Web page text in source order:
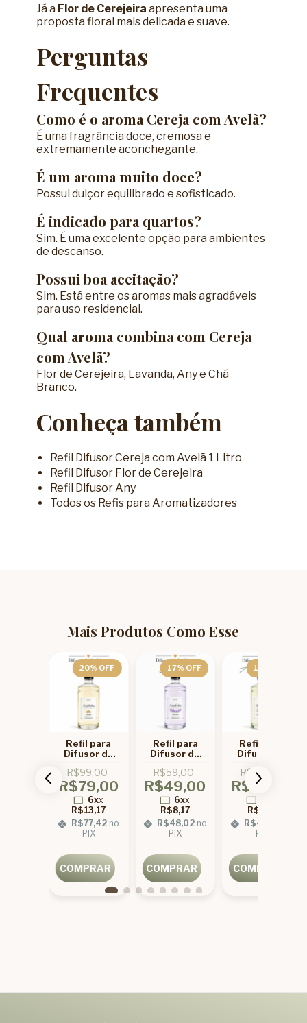
Já a Flor de Cerejeira apresenta uma
proposta floral mais delicada e suave.
Perguntas
Frequentes
Como é o aroma Cereja com Avelã?
É uma fragrância doce, cremosa e
extremamente aconchegante.
É um aroma muito doce?
Possui dulçor equilibrado e sofisticado.
É indicado para quartos?
Sim. É uma excelente opção para ambientes
de descanso.
Possui boa aceitação?
Sim. Está entre os aromas mais agradáveis
para uso residencial.
Qual aroma combina com Cereja
com Avelã?
Flor de Cerejeira, Lavanda, Any e Chá
Branco.
Conheça também
Refil Difusor Cereja com Avelã 1 Litro
Refil Difusor Flor de Cerejeira
Refil Difusor Any
Todos os Refis para Aromatizadores
Mais Produtos Como Esse
20% OFF
Refil para
Difusor de
Luxury
R$99,00
R$79,00
6xx
R$13,17
R$77,42 no
PIX
COMPRAR
17% OFF
Refil para
Difusor de
Lavanda
R$59,00
R$49,00
6xx
R$8,17
R$48,02 no
PIX
COMPRAR
17
Refil para
Difusor de
Alecrim
R$59,00
R$49,00
R$8,17
R$48,02
PIX
COMPRAR